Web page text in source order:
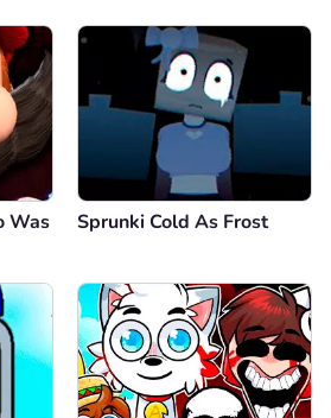
Was
Sprunki Cold As Frost